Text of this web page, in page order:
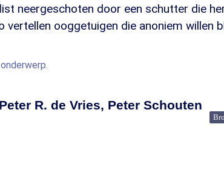
neergeschoten door een schutter die
ooggetuigen die anoniem willen
R. de Vries, Peter Schouten